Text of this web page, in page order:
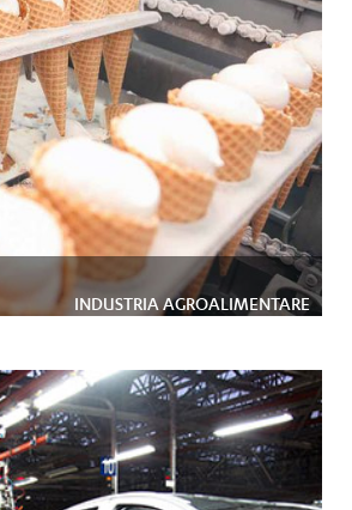
INDUSTRIA AGROALIMENTARE